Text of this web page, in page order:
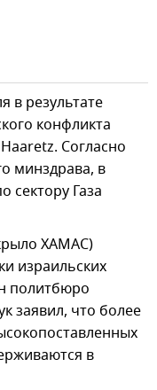
в результате
конфликта
Согласно
минздрава, в
сектору Газа
ХАМАС)
израильских
политбюро
заявил, что более
в